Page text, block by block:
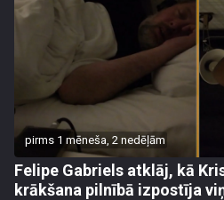
pirms 1 mēneša, 2 nedēļām
Felipe Gabriels atklāj, kā
krākšana pilnībā izpostīja